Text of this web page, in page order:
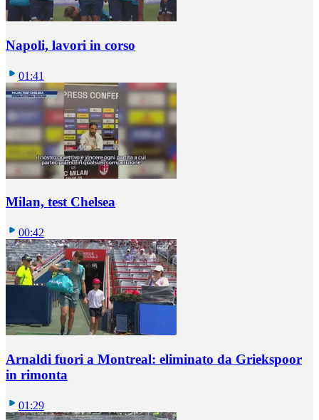
Napoli, lavori in corso
01:41
Milan, test Chelsea
00:42
Arnaldi fuori a Montreal: eliminato da Griekspoor
in rimonta
01:29